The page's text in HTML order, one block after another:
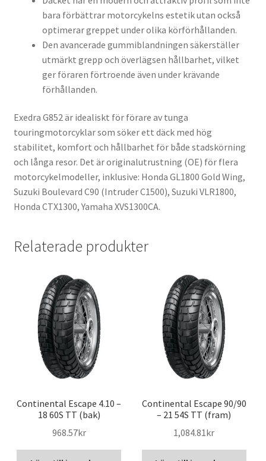
bara förbättrar motorcykelns estetik utan också
optimerar greppet under olika körförhållanden.
Den avancerade gummiblandningen säkerställer
utmärkt grepp och överlägsen hållbarhet, vilket
ger föraren förtroende även under krävande
förhållanden.
Exedra G852 är idealiskt för förare av tunga
touringmotorcyklar som söker ett däck med hög
stabilitet, komfort och hållbarhet för både stadskörning
och långa resor. Det är originalutrustning (OE) för flera
motorcykelmodeller, inklusive: Honda GL1800 Gold Wing,
Suzuki Boulevard C90 (Intruder C1500), Suzuki VLR1800,
Honda CTX1300, Yamaha XVS1300CA.
Relaterade produkter
Continental Escape 4.10 –
18 60S TT (bak)
968.57kr
Continental Escape 90/90
– 21 54S TT (fram)
1,084.81kr